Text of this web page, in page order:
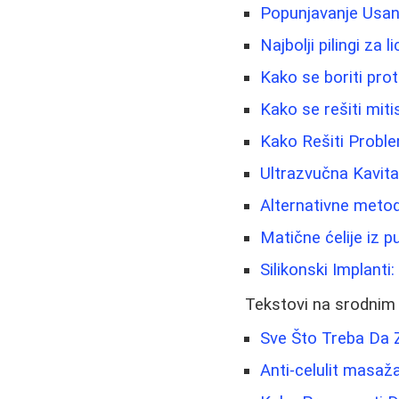
Popunjavanje
Najbolji pilingi za
Kako se boriti
Kako se rešiti
Kako Rešiti
Ultrazvučna
Alternativne
Matične ćelije iz
Silikonski
Tekstovi na
Sve Što Treba Da
Anti-celulit